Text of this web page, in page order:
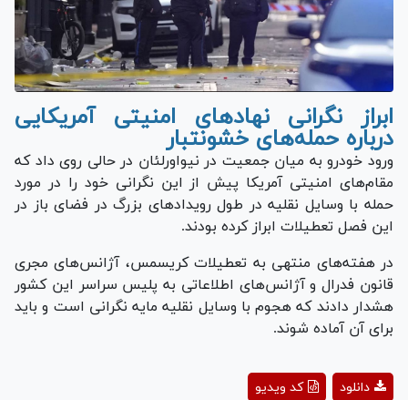
ابراز نگرانی نهاد‌های امنیتی آمریکایی
درباره حمله‌های خشونت‎بار
ورود خودرو به میان جمعیت در نیواورلئان در حالی روی داد که
مقام‌های امنیتی آمریکا پیش از این نگرانی خود را در مورد
حمله با وسایل نقلیه در طول رویداد‌های بزرگ در فضای باز در
این فصل تعطیلات ابراز کرده بودند.
در هفته‌های منتهی به تعطیلات کریسمس، آژانس‌های مجری
قانون فدرال و آژانس‌های اطلاعاتی به پلیس سراسر این کشور
هشدار دادند که هجوم با وسایل نقلیه مایه نگرانی است و باید
برای آن آماده شوند.
Playکد ویدیو دانلود